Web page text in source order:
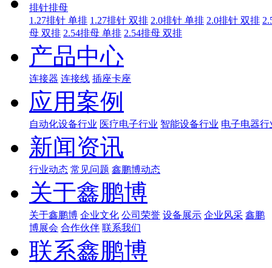
排针排母
1.27排针 单排 1.27排针 双排 2.0排针 单排 2.0排针 双排
母 双排 2.54排母 单排 2.54排母 双排
产品中心
连接器 连接线 插座卡座
应用案例
自动化设备行业 医疗电子行业 智能设备行业 电子电器行
新闻资讯
行业动态 常见问题 鑫鹏博动态
关于鑫鹏博
关于鑫鹏博 企业文化 公司荣誉 设备展示 企业风采 鑫鹏
博展会 合作伙伴 联系我们
联系鑫鹏博